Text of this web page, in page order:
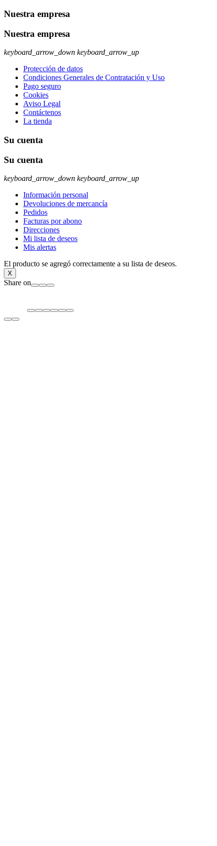
Nuestra empresa
Nuestra empresa
keyboard_arrow_down keyboard_arrow_up
Protección de datos
Condiciones Generales de Contratación y Uso
Pago seguro
Cookies
Aviso Legal
Contáctenos
La tienda
Su cuenta
Su cuenta
keyboard_arrow_down keyboard_arrow_up
Información personal
Devoluciones de mercancía
Pedidos
Facturas por abono
Direcciones
Mi lista de deseos
Mis alertas
El producto se agregó correctamente a su lista de deseos.
X
Share on